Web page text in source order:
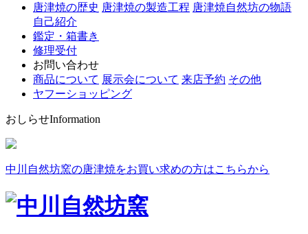
唐津焼の歴史 唐津焼の製造工程 唐津焼自然坊の物語
自己紹介
鑑定・箱書き
修理受付
お問い合わせ
商品について 展示会について 来店予約 その他
ヤフーショッピング
おしらせInformation
中川自然坊窯の唐津焼をお買い求めの方はこちらから